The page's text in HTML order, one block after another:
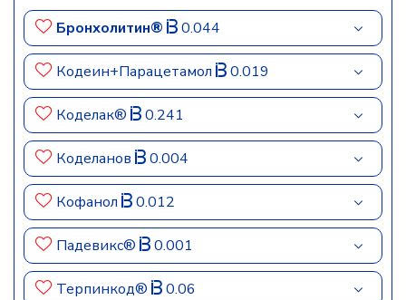
Бронхолитин® 0.044
Кодеин+Парацетамол 0.019
Коделак® 0.241
Коделанов 0.004
Кофанол 0.012
Падевикс® 0.001
Терпинкод® 0.06